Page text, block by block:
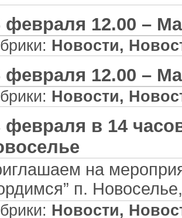
февраля 12.00 –
Новости,
февраля 12.00 –
Новости,
февраля в 14
на
п.
Новости,